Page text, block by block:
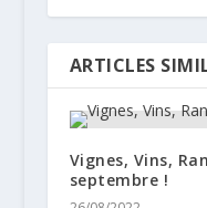
ARTICLES
Vignes, Vins,
septembre !